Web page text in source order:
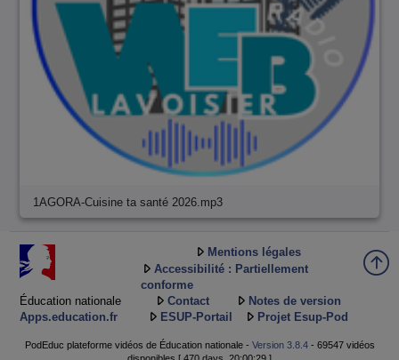
1AGORA-Cuisine ta santé 2026.mp3
Éducation nationale
Apps.education.fr
Mentions légales
Accessibilité : Partiellement
conforme
Contact
Notes de version
ESUP-Portail
Projet Esup-Pod
PodEduc plateforme vidéos de Éducation nationale - Version 3.8.4- 69547 vidéos